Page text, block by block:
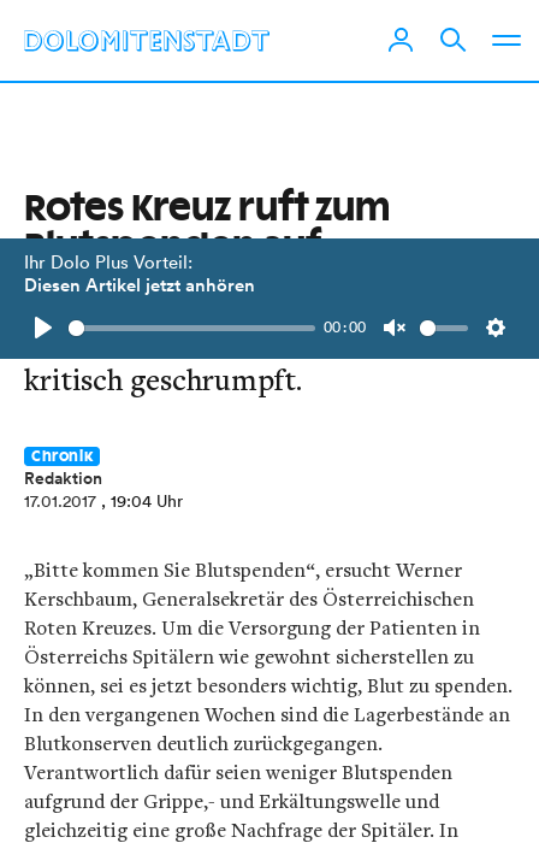
Ihr Dolo Plus Vorteil:
Diesen Artikel jetzt anhören
Play
00:00
Unmute
Rotes Kreuz ruft zum
Blutspenden auf
In ganz Österreich ist der Bestand
an Blutkonserven
kritisch geschrumpft.
Chronik
Redaktion
17.01.2017 , 19:04 Uhr
„Bitte kommen Sie Blutspenden“, ersucht Werner
Kerschbaum, Generalsekretär des Österreichischen
Roten Kreuzes. Um die Versorgung der Patienten in
Österreichs Spitälern wie gewohnt sicherstellen zu
können, sei es jetzt besonders wichtig, Blut zu spenden.
In den vergangenen Wochen sind die Lagerbestände an
Blutkonserven deutlich zurückgegangen.
Verantwortlich dafür seien weniger Blutspenden
aufgrund der Grippe,- und Erkältungswelle und
gleichzeitig eine große Nachfrage der Spitäler. In